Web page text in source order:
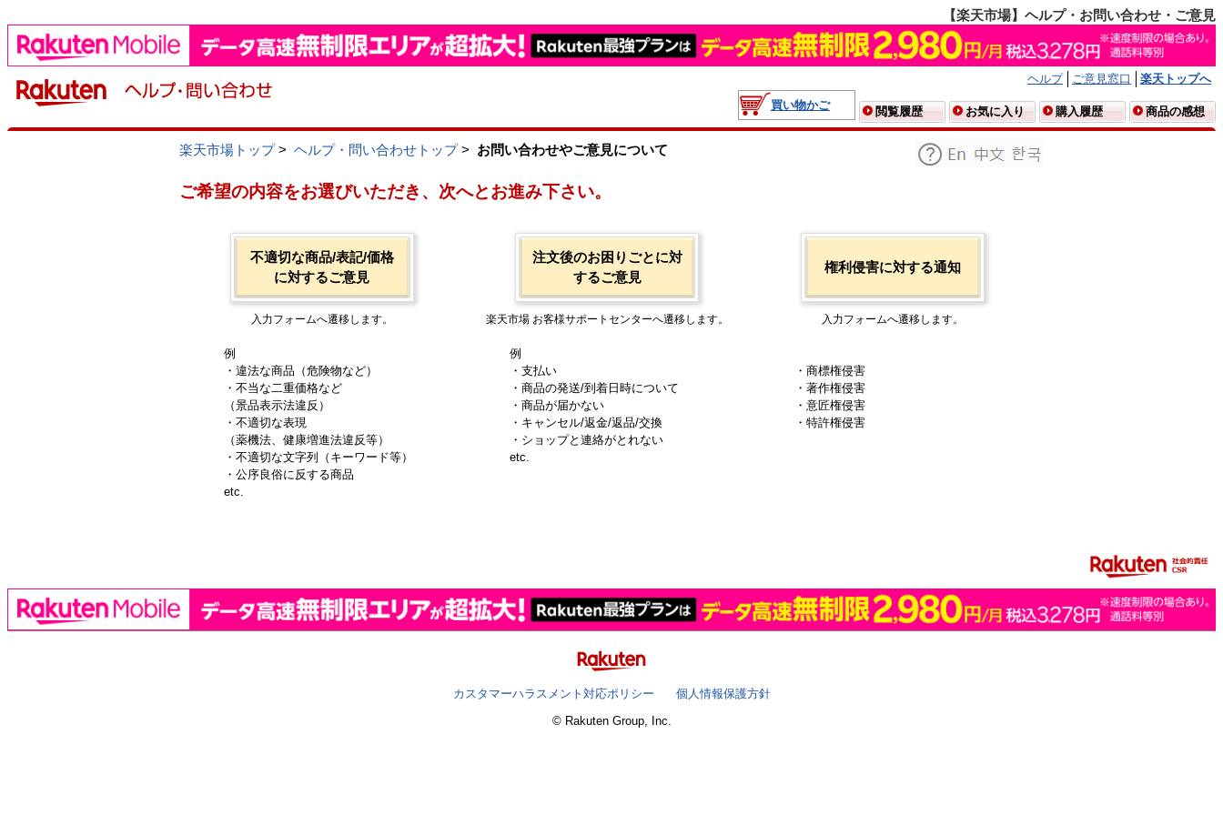
【楽天市場】ヘルプ・お問い合わせ・ご意見
ヘルプ ご意見窓口
楽天トップへ
買い物かご
閲覧履歴 お気に入り 購入履歴 商品の感想
楽天市場トップ> ヘルプ・問い合わせトップ> お問い合わせやご意見について
ご希望の内容をお選びいただき、次へとお進み下さい。
不適切な商品/表記/価格
に対するご意見
入力フォームへ遷移します。
例
・違法な商品（危険物など）
・不当な二重価格など
（景品表示法違反）
・不適切な表現
（薬機法、健康増進法違反等）
・不適切な文字列（キーワード等）
・公序良俗に反する商品
etc.
注文後のお困りごとに対
するご意見
楽天市場 お客様サポートセンターへ遷移します。
例
・支払い
・商品の発送/到着日時について
・商品が届かない
・キャンセル/返金/返品/交換
・ショップと連絡がとれない
etc.
権利侵害に対する通知
入力フォームへ遷移します。
・商標権侵害
・著作権侵害
・意匠権侵害
・特許権侵害
カスタマーハラスメント対応ポリシー
個人情報保護方針
© Rakuten Group, Inc.